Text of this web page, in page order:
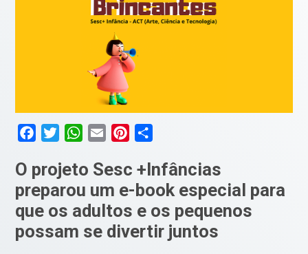
FacebookTwitterWhatsApp
Email Pinterest
O projeto Sesc +Infâncias
preparou um e-book especial para
que os adultos e os pequenos
possam se divertir juntos